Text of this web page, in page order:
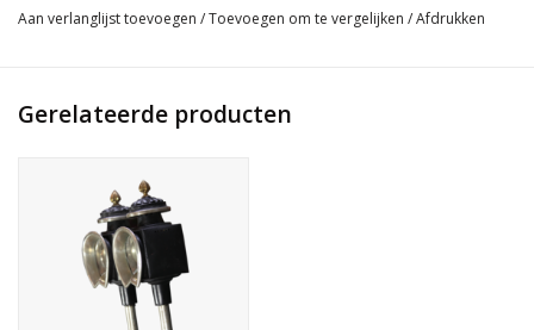
Aan verlanglijst toevoegen /Toevoegen om te vergelijken /Afdrukken
Gerelateerde producten